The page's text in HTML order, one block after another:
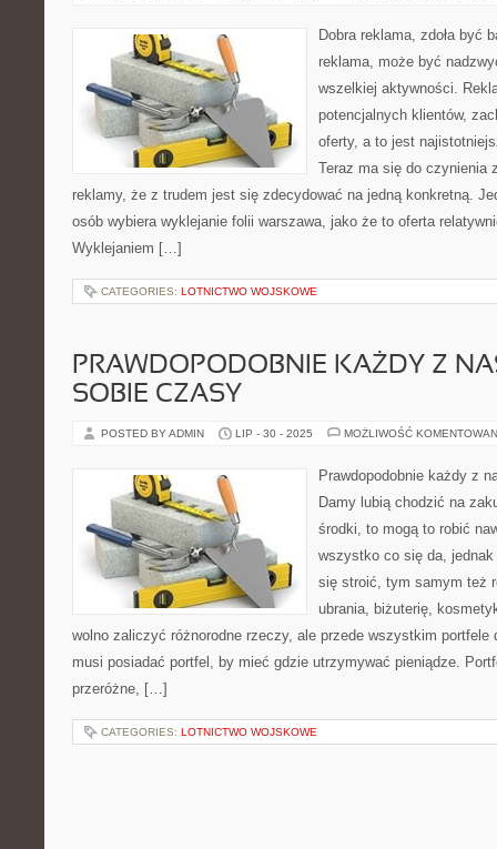
Dobra reklama, zdoła być
reklama, może być
wszelkiej aktywności.
potencjalnych klientów,
oferty, a to jest
Teraz ma się do czynienia
reklamy, że z trudem jest się zdecydować na jedną konkretną.
osób wybiera wyklejanie folii warszawa, jako że to oferta
Wyklejaniem […]
CATEGORIES: LOTNICTWO WOJSKOWE
PRAWDOPODOBNIE KAŻDY Z
SOBIE CZASY
POSTED BY ADMIN LIP - 30 - 2025 MOŻLIWOŚĆ
Prawdopodobnie każdy z
Damy lubią chodzić na
środki, to mogą to robić
wszystko co się da,
się stroić, tym samym też
ubrania, biżuterię,
wolno zaliczyć różnorodne rzeczy, ale przede wszystkim portfele
musi posiadać portfel, by mieć gdzie utrzymywać pieniądze.
przeróżne, […]
CATEGORIES: LOTNICTWO WOJSKOWE